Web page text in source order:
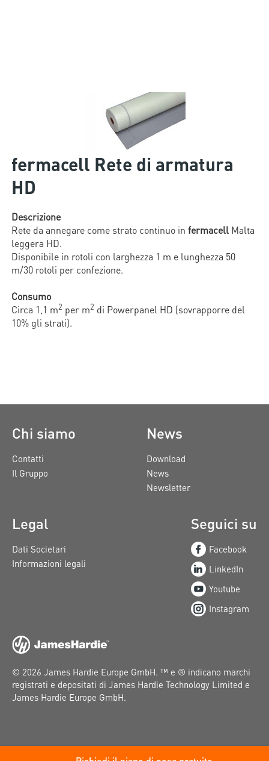
fermacell Rete di armatura
HD
Descrizione
Rete da annegare come strato continuo in fermacell Malta
leggera HD.
Disponibile in rotoli con larghezza 1 m e lunghezza 50
m/30 rotoli per confezione.
Consumo
Circa 1,1 m2 per m2 di Powerpanel HD (sovrapporre del
10% gli strati).
Chi siamo
Contatti
Il Gruppo
News
Download
News
Newsletter
Legal
Dati Societari
Informazioni legali
Seguici su
Facebook
LinkedIn
Youtube
Instagram
© 2026 James Hardie Europe GmbH. ™ e ® indicano marchi
registrati e depositati di James Hardie Technology Limited e
James Hardie Europe GmbH.